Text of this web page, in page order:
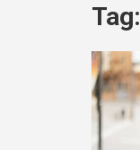
Tag: